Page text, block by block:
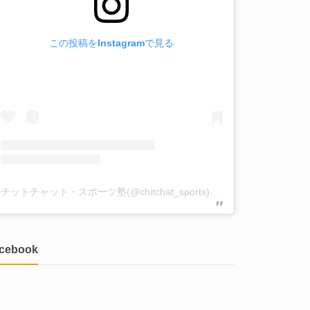
この投稿をInstagramで見る
チットチャット・スポーツ塾(@chitchat_sports)がシェアした投稿